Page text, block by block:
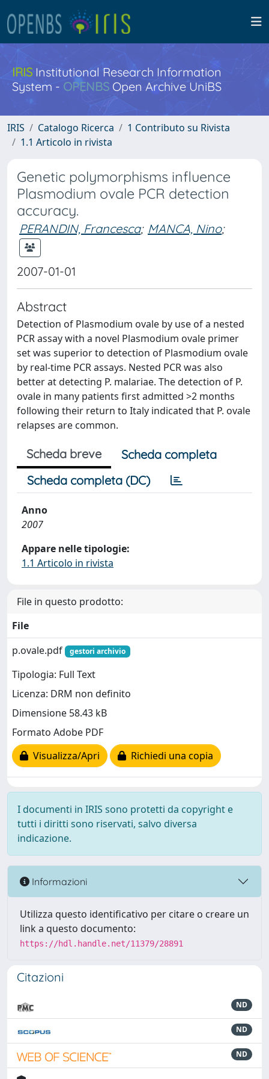
IRISInstitutional Research Information
System - OPENBS Open Archive UniBS
IRIS Catalogo Ricerca
1 Contributo su Rivista
1.1 Articolo in rivista
Genetic polymorphisms influence
Plasmodium ovale PCR detection
accuracy.
PERANDIN, Francesca; MANCA, Nino;
2007-01-01
Abstract
Detection of Plasmodium ovale by use of a nested
PCR assay with a novel Plasmodium ovale primer
set was superior to detection of Plasmodium ovale
by real-time PCR assays. Nested PCR was also
better at detecting P. malariae. The detection of P.
ovale in many patients first admitted >2 months
following their return to Italy indicated that P. ovale
relapses are common.
Scheda breve
Scheda completa
Scheda completa (DC)
Anno
2007
Appare nelle tipologie:
1.1 Articolo in rivista
File in questo prodotto:
File
p.ovale.pdf
gestori archivio
Tipologia: Full Text
Licenza: DRM non definito
Dimensione 58.43 kB
Formato Adobe PDF
Visualizza/Apri
Richiedi una copia
I documenti in IRIS sono protetti da copyright e
tutti i diritti sono riservati, salvo diversa
indicazione.
Informazioni
Utilizza questo identificativo per citare o creare un
link a questo documento:
https://hdl.handle.net/11379/28891
Citazioni
ND
ND
ND